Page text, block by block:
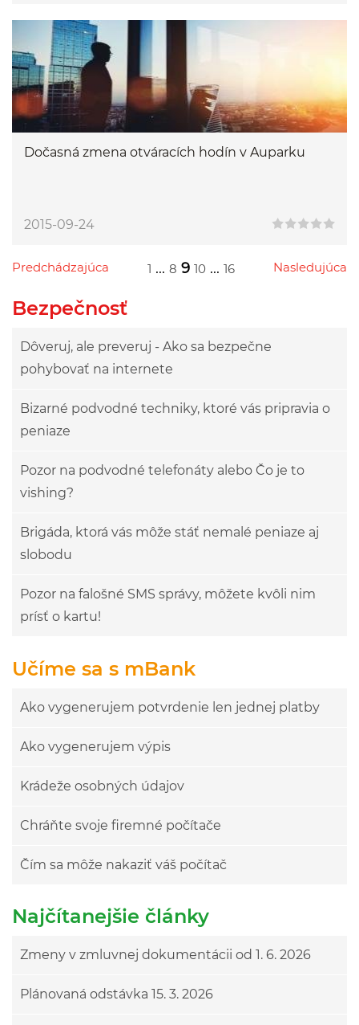
Dočasná zmena otváracích hodín v Auparku
2015-09-24
Predchádzajúca
Przejdź do poprzedniej strony 1 ... 8 9 10 ... 16 Nasledujúca
Przejdź do następnej strony
Bezpečnosť
Dôveruj, ale preveruj - Ako sa bezpečne
pohybovať na internete
Bizarné podvodné techniky, ktoré vás pripravia o
peniaze
Pozor na podvodné telefonáty alebo Čo je to
vishing?
Brigáda, ktorá vás môže stáť nemalé peniaze aj
slobodu
Pozor na falošné SMS správy, môžete kvôli nim
prísť o kartu!
Učíme sa s mBank
Ako vygenerujem potvrdenie len jednej platby
Ako vygenerujem výpis
Krádeže osobných údajov
Chráňte svoje firemné počítače
Čím sa môže nakaziť váš počítač
Najčítanejšie články
Zmeny v zmluvnej dokumentácii od 1. 6. 2026
Plánovaná odstávka 15. 3. 2026